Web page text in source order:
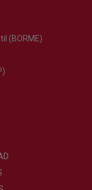
(BORME)